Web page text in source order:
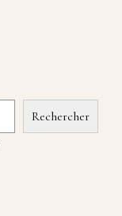
Rechercher